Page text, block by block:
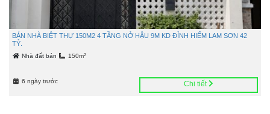
BÁN NHÀ BIỆT THỰ 150M2 4 TẦNG NỞ HẬU 9M KD ĐỈNH HIẾM LAM SƠN 42
TỶ.
Nhà đất bán 150m2
6 ngày trước Chi tiết